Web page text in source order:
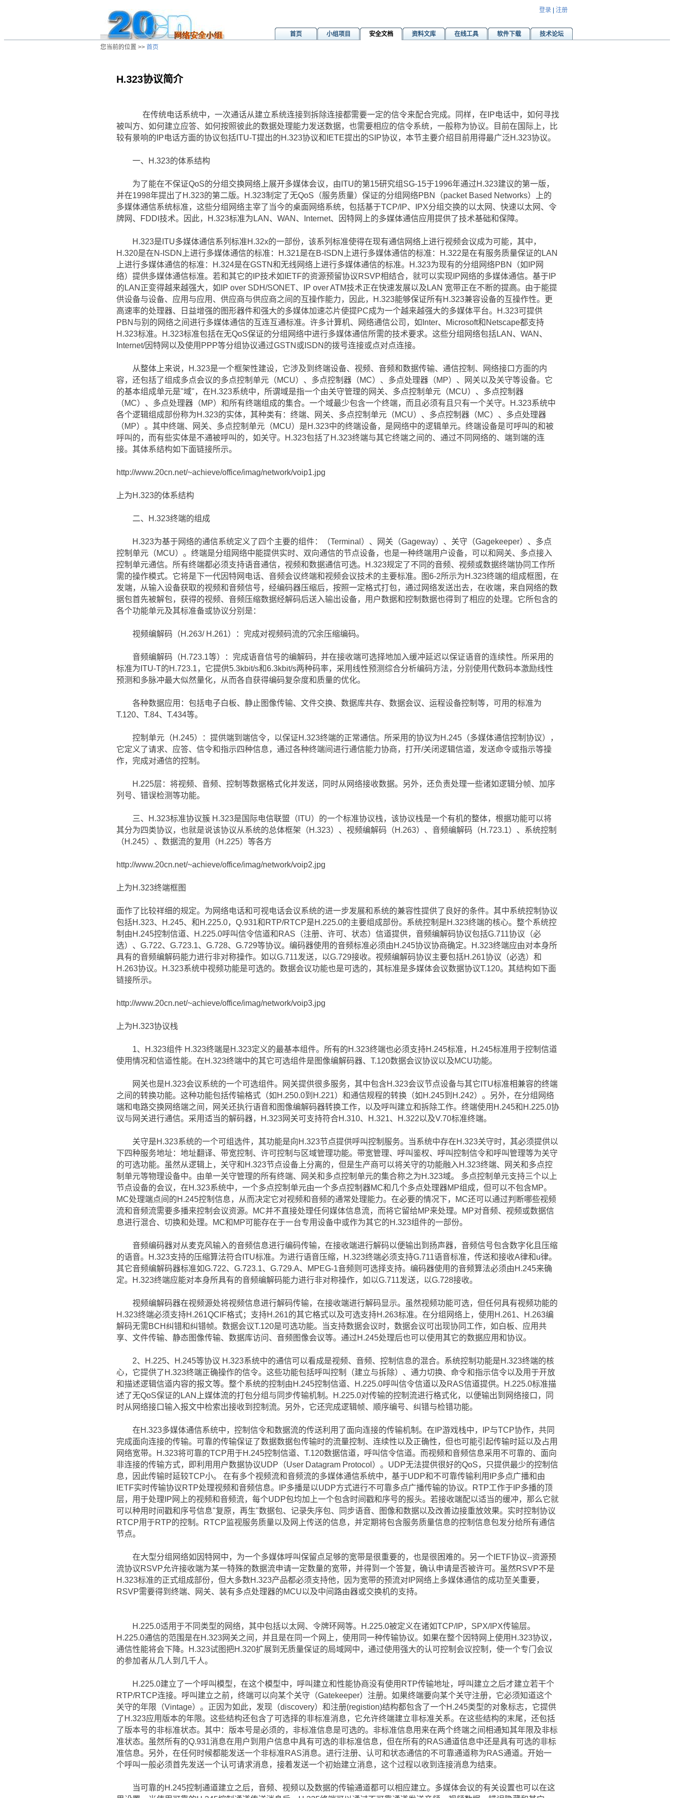
登录 注册
首页 小组项目 安全文档 资料文库 在线工具 软件下载
技术论坛
您当前的位置 >> 首页
H.323协议简介
在传统电话系统中，一次通话从建立系统连接到拆除连接都需要一定的信令来配合完成。同样，在IP电话中，如何寻找
被叫方、如何建立应答、如何按照彼此的数据处理能力发送数据，也需要相应的信令系统，一般称为协议。目前在国际上，比
较有景响的IP电话方面的协议包括ITU-T提出的H.323协议和IETE提出的SIP协议，本节主要介绍目前用得最广泛H.323协议。
一、H.323的体系结构
为了能在不保证QoS的分组交换网络上展开多媒体会议，由ITU的第15研究组SG-15于1996年通过H.323建议的第一版，
并在1998年提出了H.323的第二版。H.323制定了无QoS（服务质量）保证的分组网络PBN（packet Based Networks）上的
多媒体通信系统标准，这些分组网络主宰了当今的桌面网络系统，包括基于TCP/IP、IPX分组交换的以太网、快速以太网、令
牌网、FDDI技术。因此，H.323标准为LAN、WAN、Internet、因特网上的多媒体通信应用提供了技术基础和保障。
H.323是ITU多媒体通信系列标准H.32x的一部份，该系列标准使得在现有通信网络上进行视频会议成为可能，其中，
H.320是在N-ISDN上进行多媒体通信的标准：H.321是在B-ISDN上进行多媒体通信的标准：H.322是在有服务质量保证的LAN
上进行多媒体通信的标准：H.324是在GSTN和无线网络上进行多媒体通信的标准。H.323为现有的分组网络PBN（如IP网
络）提供多媒体通信标准。若和其它的IP技术如IETF的资源预留协议RSVP相结合，就可以实现IP网络的多媒体通信。基于IP
的LAN正变得越来越强大，如IP over SDH/SONET、IP over ATM技术正在快速发展以及LAN 宽带正在不断的提高。由于能提
供设备与设备、应用与应用、供应商与供应商之间的互操作能力，因此，H.323能够保证所有H.323兼容设备的互操作性。更
高速率的处理器、日益增强的图形器件和强大的多媒体加速芯片使提PC成为一个越来越强大的多媒体平台。H.323可提供
PBN与别的网络之间进行多媒体通信的互连互通标准。许多计算机、网络通信公司，如Inter、Microsoft和Netscape都支持
H.323标准。H.323标准包括在无QoS保证的分组网络中进行多媒体通信所需的技术要求。这些分组网络包括LAN、WAN、
Internet/因特网以及使用PPP等分组协议通过GSTN或ISDN的拨号连接或点对点连接。
从整体上来说，H.323是一个框架性建设，它涉及到终端设备、视频、音频和数据传输、通信控制、网络接口方面的内
容，还包括了组成多点会议的多点控制单元（MCU）、多点控制器（MC）、多点处理器（MP）、网关以及关守等设备。它
的基本组成单元是"域"，在H.323系统中，所谓域是指一个由关守管理的网关、多点控制单元（MCU）、多点控制器
（MC）、多点处理器（MP）和所有终端组成的集合。一个域最少包含一个终端，而且必须有且只有一个关守。H.323系统中
各个逻辑组成部份称为H.323的实体，其种类有：终端、网关、多点控制单元（MCU）、多点控制器（MC）、多点处理器
（MP）。其中终端、网关、多点控制单元（MCU）是H.323中的终端设备，是网络中的逻辑单元。终端设备是可呼叫的和被
呼叫的，而有些实体是不通被呼叫的，如关守。H.323包括了H.323终端与其它终端之间的、通过不同网络的、端到端的连
接。其体系结构如下面链接所示。
http://www.20cn.net/~achieve/office/imag/network/voip1.jpg
上为H.323的体系结构
二、H.323终端的组成
H.323为基于网络的通信系统定义了四个主要的组件：（Terminal）、网关（Gageway）、关守（Gagekeeper）、多点
控制单元（MCU）。终端是分组网络中能提供实时、双向通信的节点设备，也是一种终端用户设备，可以和网关、多点接入
控制单元通信。所有终端都必须支持语音通信，视频和数据通信可选。H.323规定了不同的音频、视频或数据终端协同工作所
需的操作模式。它将是下一代因特网电话、音频会议终端和视频会议技术的主要标准。图6-2所示为H.323终端的组成框图，在
发端，从输入设备获取的视频和音频信号，经编码器压缩后，按照一定格式打包，通过网络发送出去，在收端，来自网络的数
据包首先被解包，获得的视频、音频压缩数据经解码后送入输出设备，用户数据和控制数据也得到了相应的处理。它所包含的
各个功能单元及其标准备或协议分别是：
视频编解码（H.263/ H.261）：完成对视频码流的冗余压缩编码。
音频编解码（H.723.1等）：完成语音信号的编解码，并在接收端可选择地加入缓冲延迟以保证语音的连续性。所采用的
标准为ITU-T的H.723.1，它提供5.3kbit/s和6.3kbit/s两种码率，采用线性预测综合分析编码方法，分别使用代数码本激励线性
预测和多脉冲最大似然量化，从而各自获得编码复杂度和质量的优化。
各种数据应用：包括电子白板、静止图像传输、文件交换、数据库共存、数据会议、运程设备控制等，可用的标准为
T.120、T.84、T.434等。
控制单元（H.245）：提供端到端信令，以保证H.323终端的正常通信。所采用的协议为H.245（多媒体通信控制协议），
它定义了请求、应答、信令和指示四种信息，通过各种终端间进行通信能力协商，打开/关闭逻辑信道，发送命令或指示等操
作，完成对通信的控制。
H.225层：将视频、音频、控制等数据格式化并发送，同时从网络接收数据。另外，还负责处理一些诸如逻辑分帧、加序
列号、错误检测等功能。
三、H.323标准协议簇 H.323是国际电信联盟（ITU）的一个标准协议栈，该协议栈是一个有机的整体，根据功能可以将
其分为四类协议，也就是说该协议从系统的总体框架（H.323）、视频编解码（H.263）、音频编解码（H.723.1）、系统控制
（H.245）、数据流的复用（H.225）等各方
http://www.20cn.net/~achieve/office/imag/network/voip2.jpg
上为H.323终端框图
面作了比较祥细的规定。为网络电话和可视电话会议系统的进一步发展和系统的兼容性提供了良好的条件。其中系统控制协议
包括H.323、H.245、和H.225.0，Q.931和RTP/RTCP是H.225.0的主要组成部份。系统控制是H.323终端的核心。整个系统控
制由H.245控制信道、H.225.0呼叫信令信道和RAS（注册、许可、状态）信道提供，音频编解码协议包括G.711协议（必
选）、G.722、G.723.1、G.728、G.729等协议。编码器使用的音频标准必须由H.245协议协商确定。H.323终端应由对本身所
具有的音频编解码能力进行非对称操作。如以G.711发送，以G.729接收。视频编解码协议主要包括H.261协议（必选）和
H.263协议。H.323系统中视频功能是可选的。数据会议功能也是可选的，其标准是多媒体会议数据协议T.120。其结构如下面
链接所示。
http://www.20cn.net/~achieve/office/imag/network/voip3.jpg
上为H.323协议栈
1、H.323组件 H.323终端是H.323定义的最基本组件。所有的H.323终端也必须支持H.245标准，H.245标准用于控制信道
使用情况和信道性能。在H.323终端中的其它可选组件是图像编解码器、T.120数据会议协议以及MCU功能。
网关也是H.323会议系统的一个可选组件。网关提供很多服务，其中包含H.323会议节点设备与其它ITU标准相兼容的终端
之间的转换功能。这种功能包括传输格式（如H.250.0到H.221）和通信规程的转换（如H.245到H.242）。另外，在分组网络
端和电路交换网络端之间，网关还执行语音和图像编解码器转换工作，以及呼叫建立和拆除工作。终端使用H.245和H.225.0协
议与网关进行通信。采用适当的解码器，H.323网关可支持符合H.310、H.321、H.322以及V.70标准终端。
关守是H.323系统的一个可组选件，其功能是向H.323节点提供呼叫控制服务。当系统中存在H.323关守时，其必须提供以
下四种服务地址：地址翻译、带宽控制、许可控制与区域管理功能。带宽管理、呼叫鉴权、呼叫控制信令和呼叫管理等为关守
的可选功能。虽然从逻辑上，关守和H.323节点设备上分离的，但是生产商可以将关守的功能融入H.323终端、网关和多点控
制单元等物理设备中。由单一关守管理的所有终端、网关和多点控制单元的集合称之为H.323域。 多点控制单元支持三个以上
节点设备的会议，在H.323系统中，一个多点控制单元由一个多点控制器MC和几个多点处理器MP组成，但可以不包含MP。
MC处理端点间的H.245控制信息，从而决定它对视频和音频的通常处理能力。在必要的情况下，MC还可以通过判断哪些视频
流和音频流需要多播来控制会议资源。MC并不直接处理任何媒体信息流，而将它留给MP来处理。MP对音频、视频或数据信
息进行混合、切换和处理。MC和MP可能存在于一台专用设备中或作为其它的H.323组件的一部份。
音频编码器对从麦克风输入的音频信息进行编码传输，在接收端进行解码以便输出到扬声器，音频信号包含数字化且压缩
的语音。H.323支持的压缩算法符合ITU标准。为进行语音压缩，H.323终端必须支持G.711语音标准，传送和接收A律和u律。
其它音频编解码器标准如G.722、G.723.1、G.729.A、MPEG-1音频则可选择支持。编码器使用的音频算法必须由H.245来确
定。H.323终端应能对本身所具有的音频编解码能力进行非对称操作，如以G.711发送，以G.728接收。
视频编解码器在视频源处将视频信息进行解码传输，在接收端进行解码显示。虽然视频功能可选，但任何具有视频功能的
H.323终端必须支持H.261QCIF格式；支持H.261的其它格式以及可选支持H.263标准。在分组网络上，使用H.261、H.263编
解码无需BCH纠错和纠错帧。数据会议T.120是可选功能。当支持数据会议时，数据会议可出现协同工作，如白板、应用共
享、文件传输、静态图像传输、数据库访问、音频图像会议等。通过H.245处理后也可以使用其它的数据应用和协议。
2、H.225、H.245等协议 H.323系统中的通信可以看成是视频、音频、控制信息的混合。系统控制功能是H.323终端的核
心，它提供了H.323终端正确操作的信令。这些功能包括呼叫控制（建立与拆除）、通力切换、命令和指示信令以及用于开放
和描述逻辑信道内容的报文等。整个系统的控制由H.245控制信道、H.225.0呼叫信令信道以及RAS信道提供。H.225.0标准描
述了无QoS保证的LAN上媒体流的打包分组与同步传输机制。H.225.0对传输的控制流进行格式化，以便输出到网络接口，同
时从网络接口输入报文中检索出接收到控制流。另外，它还完成逻辑帧、顺序编号、纠错与检错功能。
在H.323多媒体通信系统中，控制信令和数据流的传送利用了面向连接的传输机制。在IP游戏栈中，IP与TCP协作，共同
完成面向连接的传输。可靠的传输保证了数据数据包传输时的流量控制、连续性以及正确性，但也可能引起传输时延以及占用
网络宽带。H.323将可靠的TCP用于H.245控制信道、T.120数据信道，呼叫信令信道。而视频和音频信息采用不可靠的、面向
非连接的传输方式，即利用用户数据协议UDP（User Datagram Protocol）。UDP无法提供很好的QoS，只提供最少的控制信
息，因此传输时延较TCP小。 在有多个视频流和音频流的多媒体通信系统中，基于UDP和不可靠传输利用IP多点广播和由
IETF实时传输协议RTP处理视频和音频信息。IP多播是以UDP方式进行不可靠多点广播传输的协议。RTP工作于IP多播的顶
层，用于处理IP网上的视频和音频流，每个UDP包均加上一个包含时间戳和序号的报头。若接收端配以适当的缓冲，那么它就
可以种用时间戳和序号信息"复原，再生"数据包、记录失序包、同步语音、图像和数据以及改善边接重放效果。实时控制协议
RTCP用于RTP的控制。RTCP监视服务质量以及网上传送的信息，并定期将包含服务质量信息的控制信息包发分给所有通信
节点。
在大型分组网络如因特网中，为一个多媒体呼叫保留点足够的宽带是很重要的，也是很困难的。另一个IETF协议--资源预
流协议RSVP允许接收端为某一特殊的数据流申请一定数量的宽带，并得到一个答复，确认申请是否被许可。虽然RSVP不是
H.323标准的正式组成部份，但大多数H.323产品都必须支持他，因为宽带的预流对IP网络上多媒体通信的成功至关重要，
RSVP需要得到终端、网关、装有多点处理器的MCU以及中间路由器或交换机的支持。
H.225.0适用于不同类型的网络，其中包括以太网、令牌环网等。H.225.0被定义在诸如TCP/IP，SPX/IPX传输层。
H.225.0通信的范围是在H.323网关之间，并且是在同一个网上，使用同一种传输协议。如果在整个因特网上使用H.323协议，
通信性能将会下降。H.323试图把H.320扩展到无质量保证的局域网中，通过使用强大的认可控制会议控制，使一个专门会议
的参加者从几人到几千人。
H.225.0建立了一个呼叫模型，在这个模型中，呼叫建立和性能协商没有使用RTP传输地址，呼叫建立之后才建立若干个
RTP/RTCP连接。呼叫建立之前，终端可以向某个关守（Gatekeeper）注册。如果终端要向某个关守注册，它必须知道这个
关守的年限（Vintage）。正因为如此，发现（discovery）和注册(registion)结构都包含了一个H.245类型的对象标志，它提供
了H.323应用版本的年限。这些结构还包含了可选择的非标准消息，它允许终端建立非标准关系。在这些结构的末尾，还包括
了版本号的非标准状态。其中：版本号是必须的，非标准信息是可选的。非标准信息用来在两个终端之间相通知其年限及非标
准状态。虽然所有的Q.931消息在用户到用户信息中具有可选的非标准信息，但在所有的RAS通道信息中还是具有可选的非标
准信息。另外，在任何时候都能发送一个非标准RAS消息。进行注册、认可和状态通信的不可靠通道称为RAS通道。开始一
个呼叫一般必须首先发送一个认可请求消息，接着发送一个初始建立消息，这个过程以收到连接消息为结束。
当可靠的H.245控制通道建立之后，音频、视频以及数据的传输通道都可以相应建立。多媒体会议的有关设置也可以在这